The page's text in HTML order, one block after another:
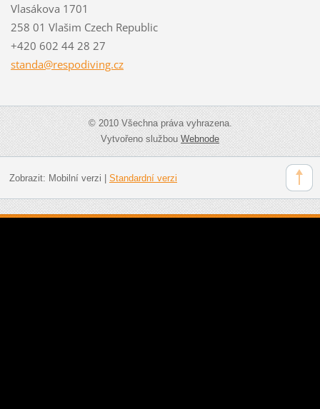
Vlasákova 1701
258 01 Vlašim Czech Republic
+420 602 44 28 27
standa@respodiving.cz
© 2010 Všechna práva vyhrazena.
Vytvořeno službouWebnode
Zobrazit: Mobilní verzi Standardní verzi